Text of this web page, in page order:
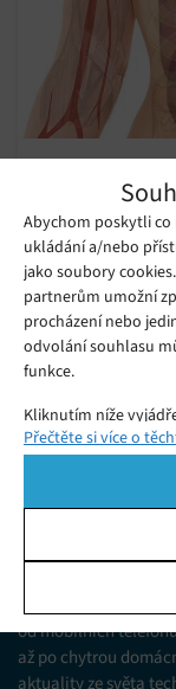
Abychom poskytli co
ukládání a/nebo
jako soubory
partnerům umožní
procházení nebo
odvolání souhlasu
funkce.
Kliknutím níže
podrobnější
pomocí přepínačů v
Spravovat souhlas
Ukládání a/nebo
publiku
různých zdrojů.
Přečtěte si více o
funkční
Sobota 12. 06. 2021
Vědcům se
3D tisku
jater.
Jsme web zajímající
od mobilních
až po chytrou
aktuality ze světa